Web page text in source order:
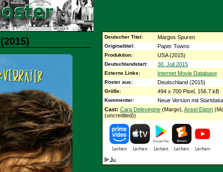
Deutscher Titel: Margos Spuren
Originaltitel: Paper Towns
Produktion: USA (2015)
Deutschlandstart: 30. Juli 2015
Externe Links: Internet Movie Database
Poster aus: Deutschland (2015)
Größe: 494 x 700 Pixel, 156.7 kB
Kommentar:
Neue Version mit
Cast: Cara Delevingne (Margo), Ansel Elgort
(uncredited))